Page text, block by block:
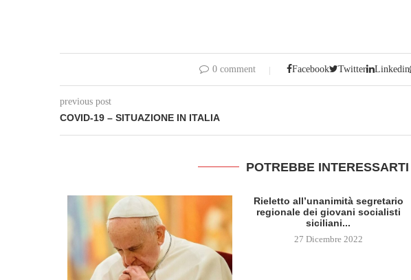
0 comment Facebook Twitter Linkedin
previous post
COVID-19 – SITUAZIONE IN ITALIA
POTREBBE INTERESSARTI
Rieletto all’unanimità segretario
regionale dei giovani socialisti
siciliani...
27 Dicembre 2022